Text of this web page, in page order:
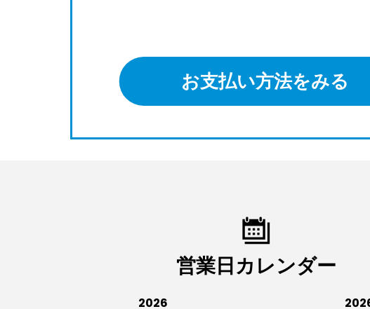
お支払い方法をみる
営業日カレンダー
2026